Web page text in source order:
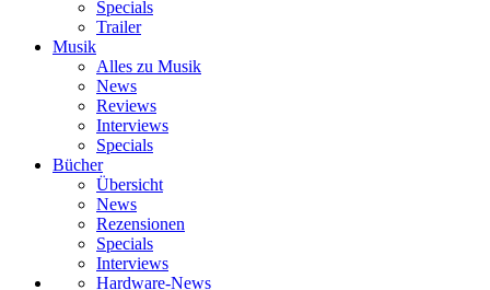
Specials
Trailer
Musik
Alles zu Musik
News
Reviews
Interviews
Specials
Bücher
Übersicht
News
Rezensionen
Specials
Interviews
Hardware-News